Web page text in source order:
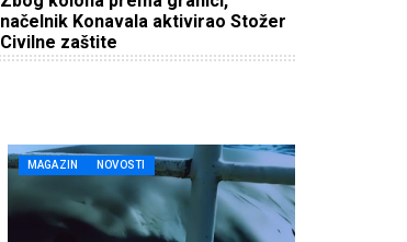
načelnik Konavala aktivirao Stožer
Civilne zaštite
MAGAZIN NOVOSTI